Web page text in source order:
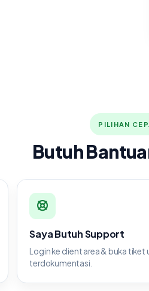
PILIHAN
Butuh
Saya Butuh Support
Login ke client area & buka tiket
terdokumentasi.